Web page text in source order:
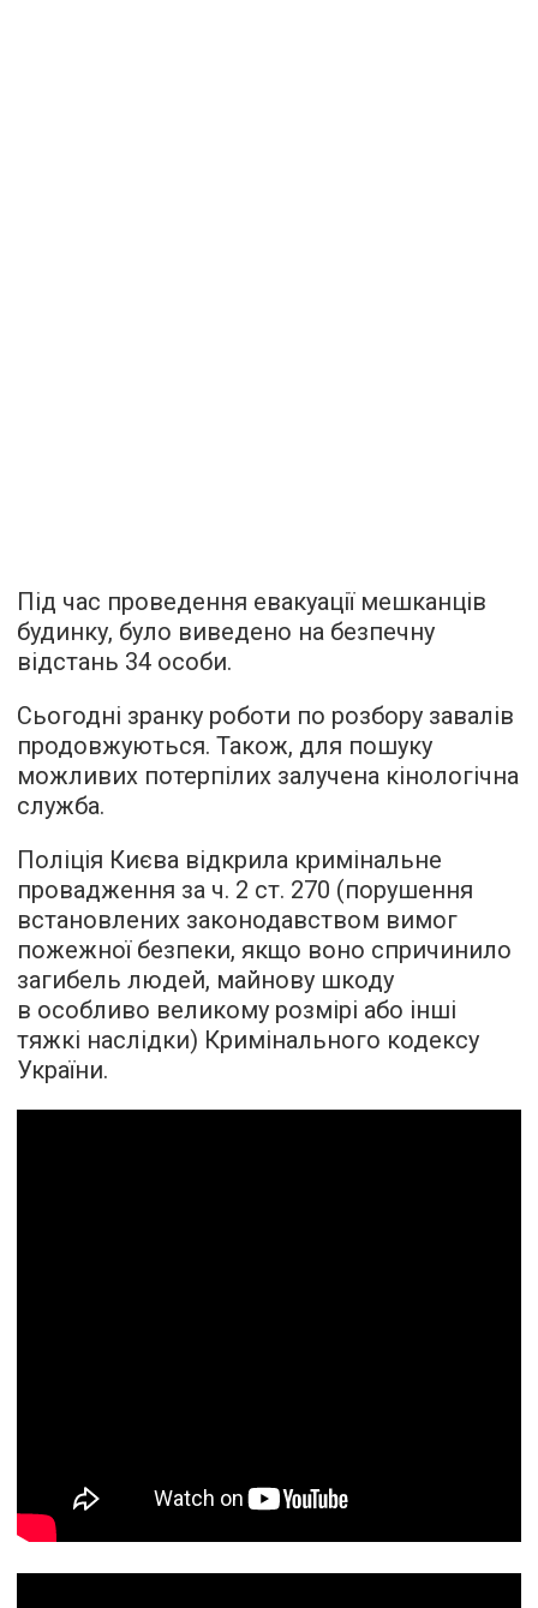
Під час проведення евакуації мешканців
будинку, було виведено на безпечну
відстань 34 особи.
Сьогодні зранку роботи по розбору завалів
продовжуються. Також, для пошуку
можливих потерпілих залучена кінологічна
служба.
Поліція Києва відкрила кримінальне
провадження за ч. 2 ст. 270 (порушення
встановлених законодавством вимог
пожежної безпеки, якщо воно спричинило
загибель людей, майнову шкоду
в особливо великому розмірі або інші
тяжкі наслідки) Кримінального кодексу
України.